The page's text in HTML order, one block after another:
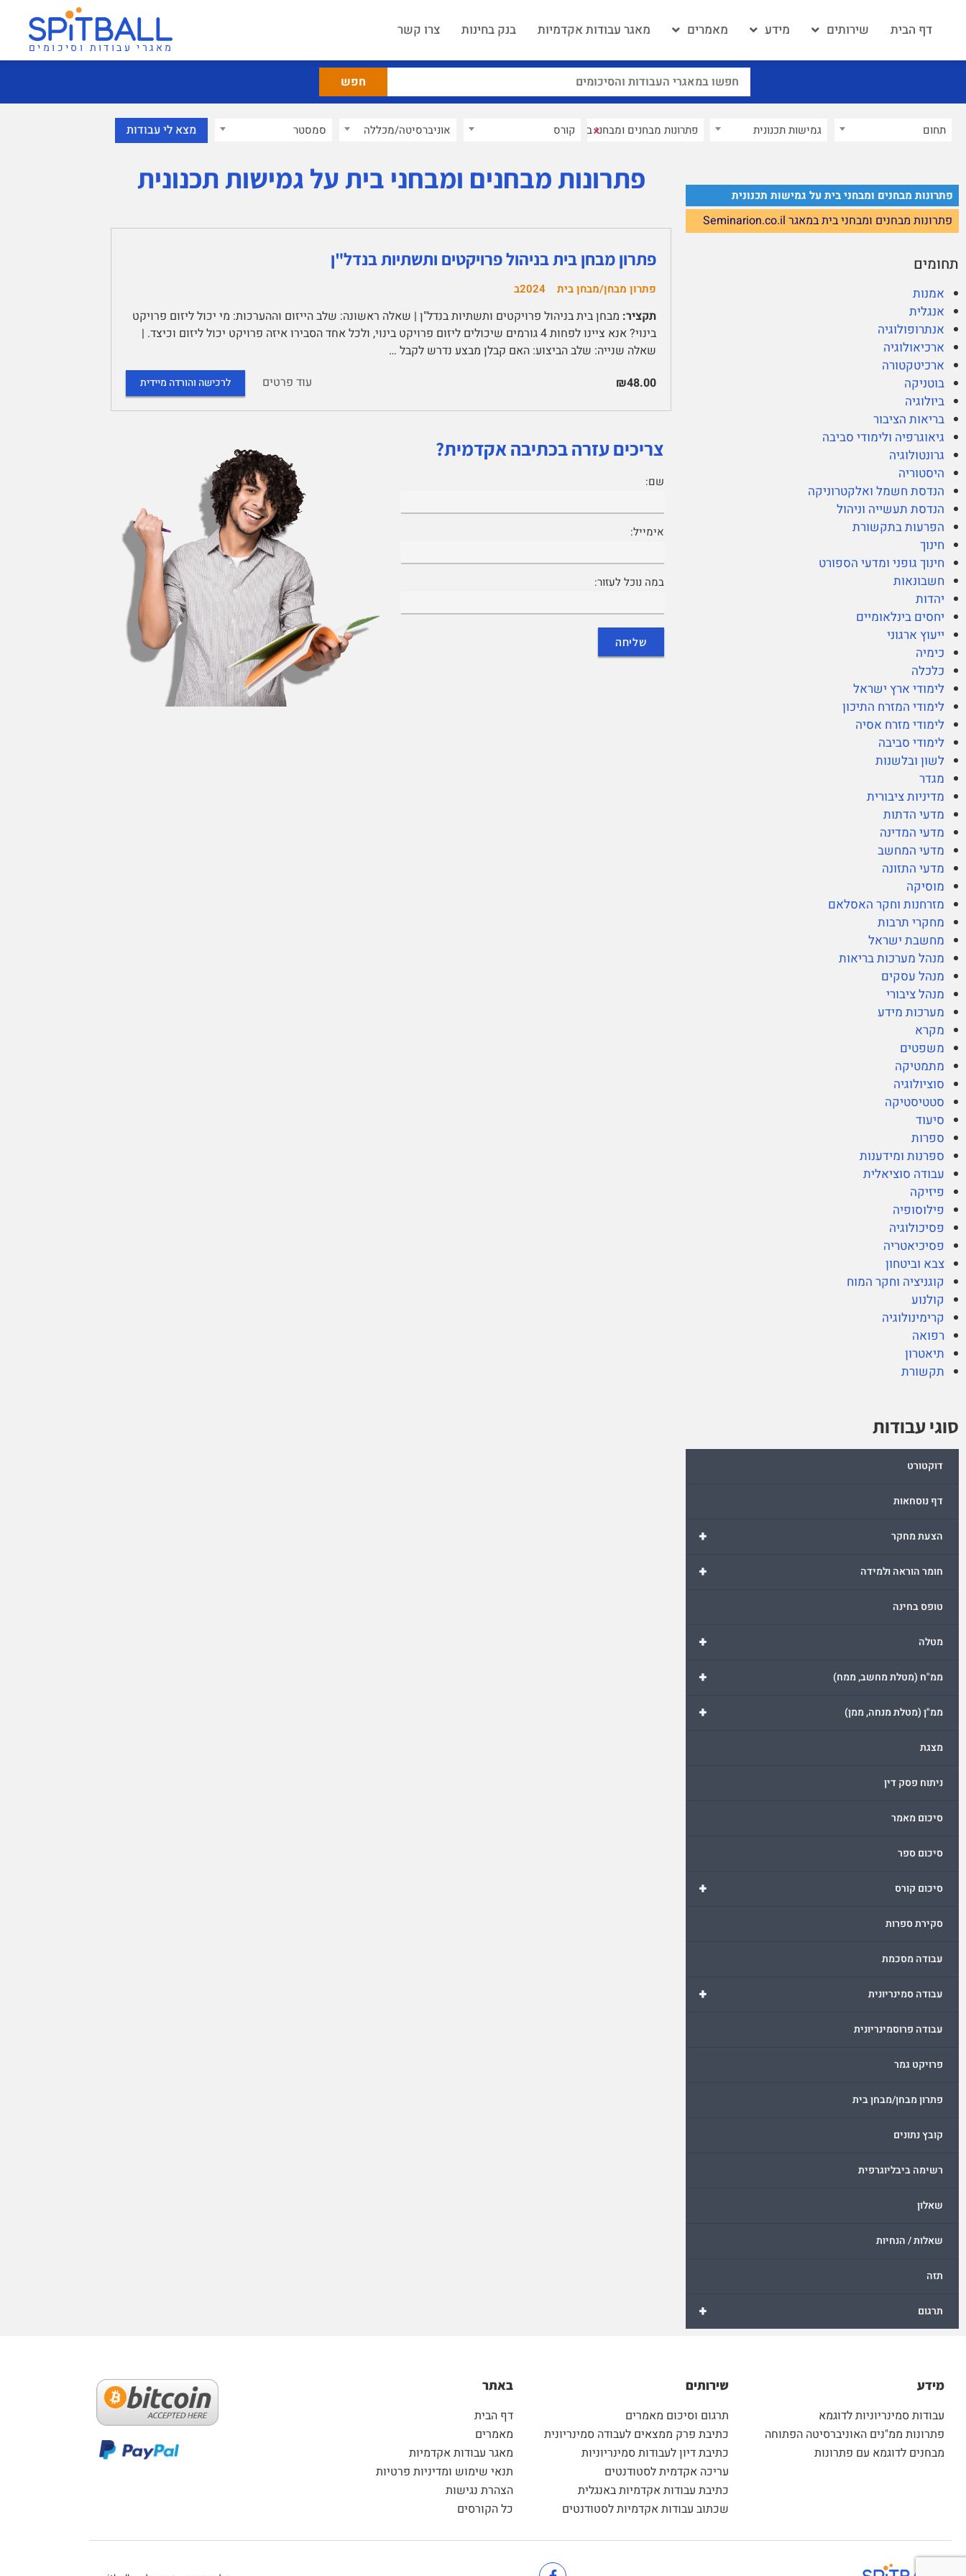
דף הבית שירותים מידע מאמרים מאגר עבודות אקדמיות בנק בחינות צרו קשר
מאגרי עבודות וסיכומים
תחום גמישות תכנונית × קורס אוניברסיטה/מכללה סמסטר
פתרונות מבחנים ומבחני בית על גמישות תכנונית
פתרונות מבחנים ומבחני בית במאגר Seminarion.co.il
תחומים
אמנות
אנגלית
אנתרופולוגיה
ארכיאולוגיה
ארכיטקטורה
בוטניקה
ביולוגיה
בריאות הציבור
גיאוגרפיה ולימודי סביבה
גרונטולוגיה
היסטוריה
הנדסת חשמל ואלקטרוניקה
הנדסת תעשייה וניהול
הפרעות בתקשורת
חינוך
חינוך גופני ומדעי הספורט
חשבונאות
יהדות
יחסים בינלאומיים
ייעוץ ארגוני
כימיה
כלכלה
לימודי ארץ ישראל
לימודי המזרח התיכון
לימודי מזרח אסיה
לימודי סביבה
לשון ובלשנות
מגדר
מדיניות ציבורית
מדעי הדתות
מדעי המדינה
מדעי המחשב
מדעי התזונה
מוסיקה
מזרחנות וחקר האסלאם
מחקרי תרבות
מחשבת ישראל
מנהל מערכות בריאות
מנהל עסקים
מנהל ציבורי
מערכות מידע
מקרא
משפטים
מתמטיקה
סוציולוגיה
סטטיסטיקה
סיעוד
ספרות
ספרנות ומידענות
עבודה סוציאלית
פיזיקה
פילוסופיה
פסיכולוגיה
פסיכיאטריה
צבא וביטחון
קוגניציה וחקר המוח
קולנוע
קרימינולוגיה
רפואה
תיאטרון
תקשורת
סוגי עבודות
דוקטורט
דף נוסחאות
+ הצעת מחקר
+ חומר הוראה ולמידה
טופס בחינה
+ מטלה
+ ממ"ח (מטלת מחשב, ממח)
+ ממ"ן (מטלת מנחה, ממן)
מצגת
ניתוח פסק דין
סיכום מאמר
סיכום ספר
+ סיכום קורס
סקירת ספרות
עבודה מסכמת
+ עבודה סמינריונית
עבודה פרוסמינריונית
פרויקט גמר
פתרון מבחן/מבחן בית
קובץ נתונים
רשימה ביבליוגרפית
שאלון
שאלות / הנחיות
תזה
+ תרגום
פתרונות מבחנים ומבחני בית על גמישות תכנונית
פתרון מבחן בית בניהול פרויקטים ותשתיות בנדל"ן
פתרון מבחן/מבחן בית 2024ב
תקציר: מבחן בית בניהול פרויקטים ותשתיות בנדל"ן | שאלה ראשונה: שלב הייזום וההערכות: מי יכול ליזום פרויקט
בינוי? אנא ציינו לפחות 4 גורמים שיכולים ליזום פרויקט בינוי, ולכל אחד הסבירו איזה פרויקט יכול ליזום וכיצד. |
שאלה שנייה: שלב הביצוע: האם קבלן מבצע נדרש לקבל …
₪48.00
עוד פרטים לרכישה והורדה מיידית
צריכים עזרה בכתיבה אקדמית?
שם:
אימייל:
במה נוכל לעזור:
מידע
עבודות סמינריוניות לדוגמא
פתרונות ממ"נים האוניברסיטה הפתוחה
מבחנים לדוגמא עם פתרונות
שירותים
תרגום וסיכום מאמרים
כתיבת פרק ממצאים לעבודה סמינריונית
כתיבת דיון לעבודות סמינריוניות
עריכה אקדמית לסטודנטים
כתיבת עבודות אקדמיות באנגלית
שכתוב עבודות אקדמיות לסטודנטים
באתר
דף הבית
מאמרים
מאגר עבודות אקדמיות
תנאי שימוש ומדיניות פרטיות
הצהרת נגישות
כל הקורסים